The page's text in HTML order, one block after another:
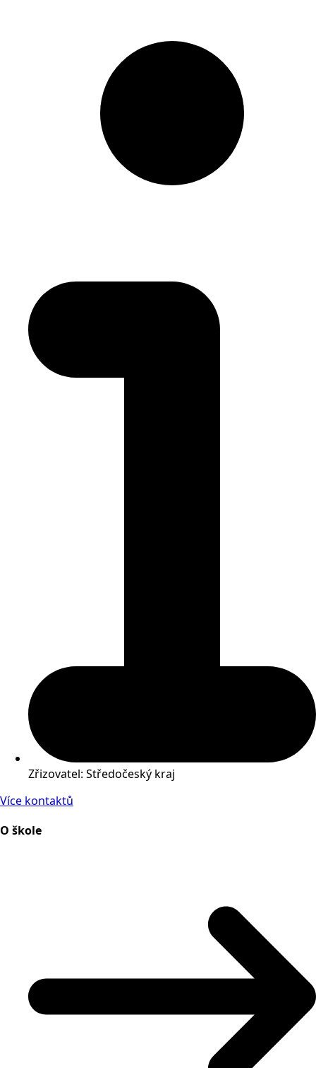
Zřizovatel: Středočeský kraj
Více kontaktů
O škole